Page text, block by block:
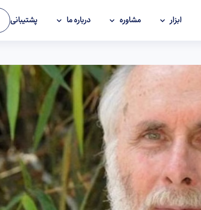
ابزار مشاوره درباره ما پشتیبانی